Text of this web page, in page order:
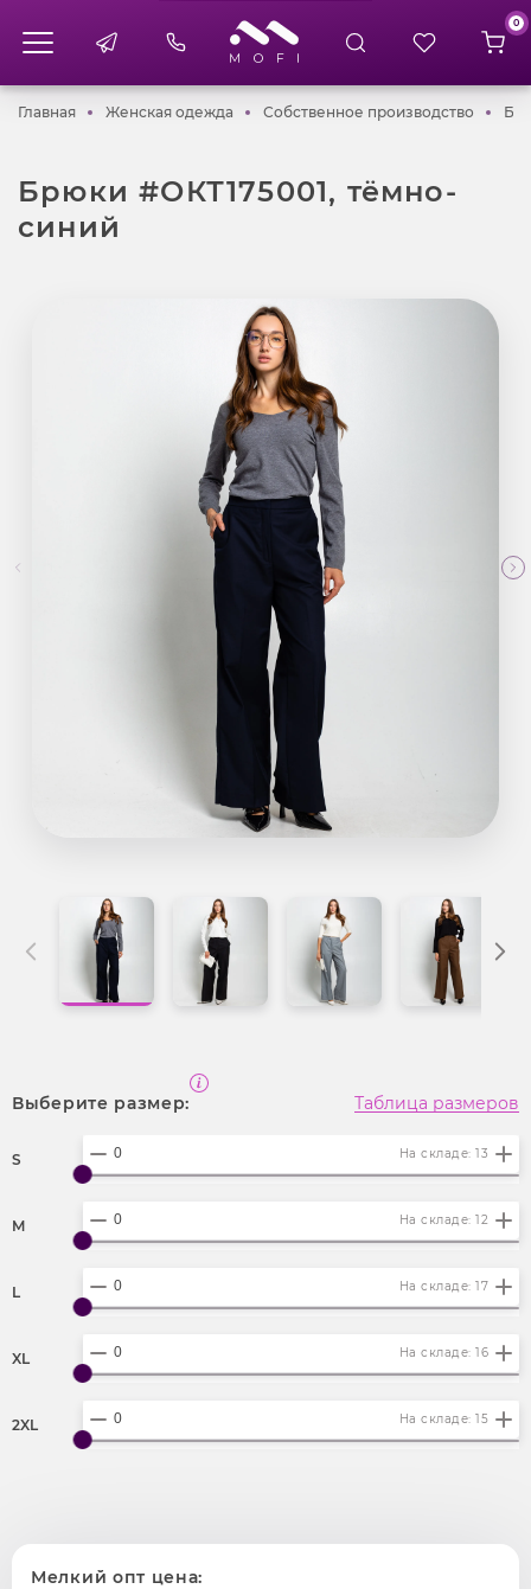
0
ГлавнаяГлавнаяЖенская одежда Женская одежда
Собственное производство
Брюки #ОКТ175001, тёмно-
синий
Выберите размер: Таблица размеров
S На складе: 13
M На складе: 12
L На складе: 17
XL На складе: 16
2XL На складе: 15
Мелкий опт цена: